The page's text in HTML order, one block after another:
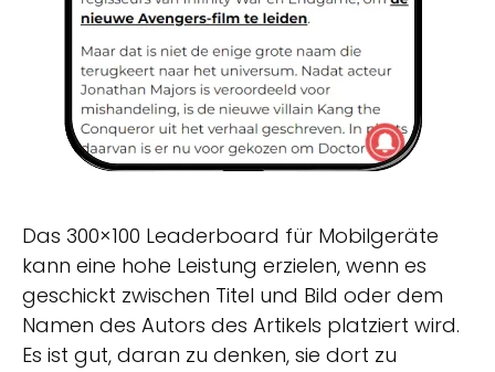
Das 300×100 Leaderboard für Mobilgeräte
kann eine hohe Leistung erzielen, wenn es
geschickt zwischen Titel und Bild oder dem
Namen des Autors des Artikels platziert wird.
Es ist gut, daran zu denken, sie dort zu